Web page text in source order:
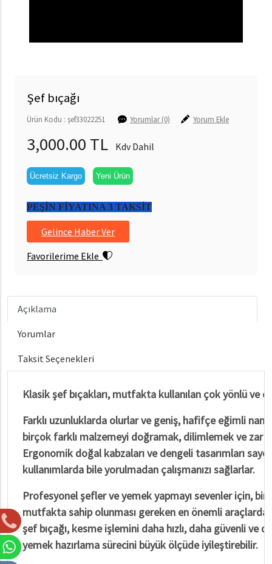
Şef bıçağı
Ürün Kodu : şef33022251 Yorumlar (0) Yorum Ekle
3,000.00 TL Kdv Dahil
Ücretsiz Kargo Yeni Ürün
PEŞİN FİYATINA 3 TAKSİT
Gelince Haber Ver
Favorilerime Ekle
Açıklama
Yorumlar
Taksit Seçenekleri
Klasik şef bıçakları, mutfakta kullanılan çok yönlü ve
Farklı uzunluklarda olurlar ve geniş, hafifçe eğimli
birçok farklı malzemeyi doğramak, dilimlemek ve zar
Ergonomik doğal kabzaları ve dengeli tasarımları
kullanımlarda bile yorulmadan çalışmanızı sağlarlar.
Profesyonel şefler ve yemek yapmayı sevenler için, bir
mutfakta sahip olunması gereken en önemli
şef bıçağı, kesme işlemini daha hızlı, daha güvenli ve
yemek hazırlama sürecini büyük ölçüde iyileştirebilir.